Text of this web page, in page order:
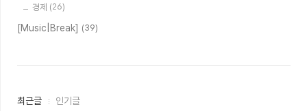
경제 (26)
[Music|Break] (39)
최
최근글 인기글